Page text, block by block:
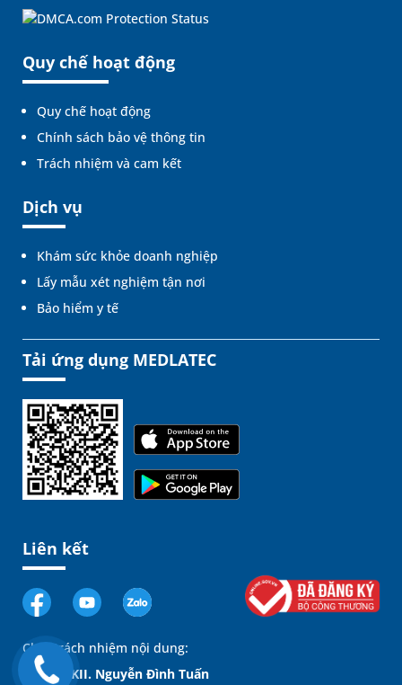
Quy chế hoạt động
Quy chế hoạt động
Chính sách bảo vệ thông tin
Trách nhiệm và cam kết
Dịch vụ
Khám sức khỏe doanh nghiệp
Lấy mẫu xét nghiệm tận nơi
Bảo hiểm y tế
Tải ứng dụng MEDLATEC
Liên kết
Chịu trách nhiệm nội dung:
GĐ. BSCKII. Nguyễn Đình Tuấn